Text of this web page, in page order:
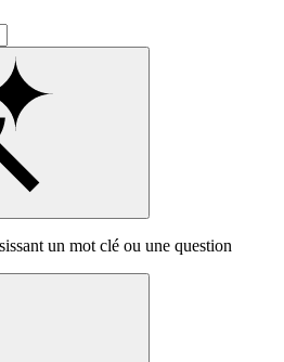
un mot clé ou une question